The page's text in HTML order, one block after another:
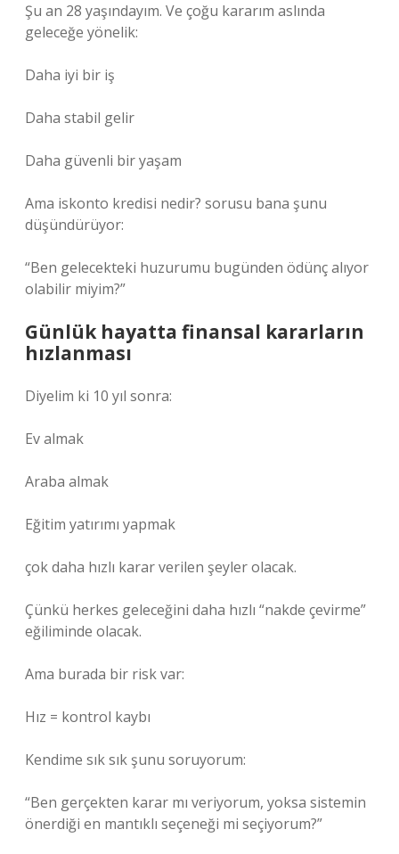
Şu an 28 yaşındayım. Ve çoğu kararım aslında
geleceğe yönelik:
Daha iyi bir iş
Daha stabil gelir
Daha güvenli bir yaşam
Ama iskonto kredisi nedir? sorusu bana şunu
düşündürüyor:
“Ben gelecekteki huzurumu bugünden ödünç alıyor
olabilir miyim?”
Günlük hayatta finansal kararların
hızlanması
Diyelim ki 10 yıl sonra:
Ev almak
Araba almak
Eğitim yatırımı yapmak
çok daha hızlı karar verilen şeyler olacak.
Çünkü herkes geleceğini daha hızlı “nakde çevirme”
eğiliminde olacak.
Ama burada bir risk var:
Hız = kontrol kaybı
Kendime sık sık şunu soruyorum:
“Ben gerçekten karar mı veriyorum, yoksa sistemin
önerdiği en mantıklı seçeneği mi seçiyorum?”